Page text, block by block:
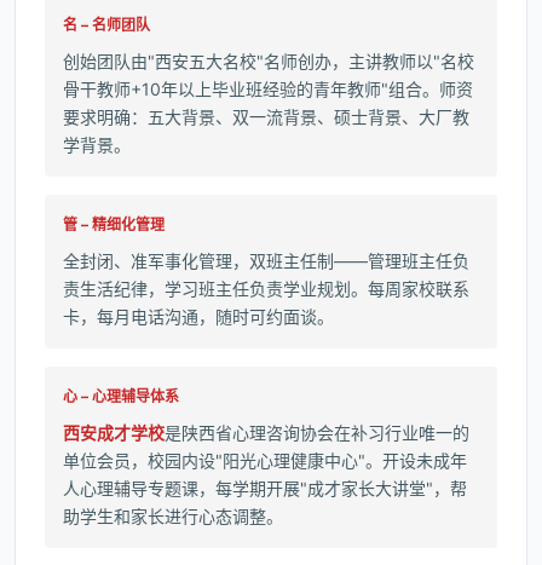
名 – 名师团队
创始团队由"西安五大名校"名师创办，主讲教师以"名校
骨干教师+10年以上毕业班经验的青年教师"组合。师资
要求明确：五大背景、双一流背景、硕士背景、大厂教
学背景。
管 – 精细化管理
全封闭、准军事化管理，双班主任制——管理班主任负
责生活纪律，学习班主任负责学业规划。每周家校联系
卡，每月电话沟通，随时可约面谈。
心 – 心理辅导体系
西安成才学校是陕西省心理咨询协会在补习行业唯一的
单位会员，校园内设"阳光心理健康中心"。开设未成年
人心理辅导专题课，每学期开展"成才家长大讲堂"，帮
助学生和家长进行心态调整。